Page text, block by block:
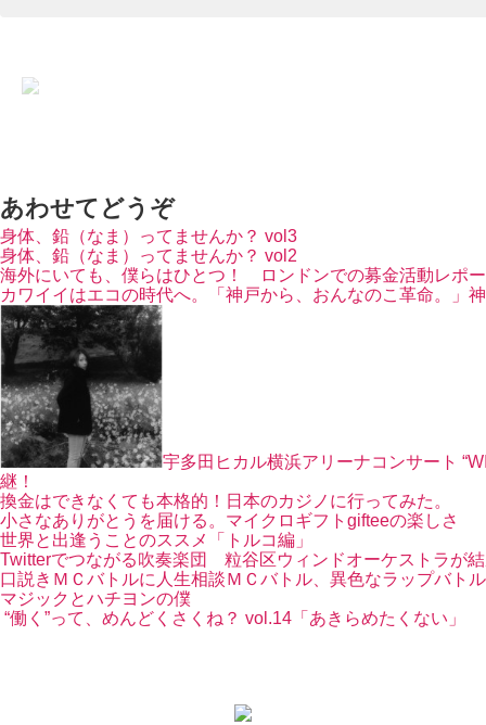
あわせてどうぞ
身体、鉛（なま）ってませんか？ vol3
身体、鉛（なま）ってませんか？ vol2
海外にいても、僕らはひとつ！ ロンドンでの募金活動レポ
カワイイはエコの時代へ。「神戸から、おんなのこ革命。」
宇多田ヒカル横浜アリーナコンサート
継！
換金はできなくても本格的！日本のカジノに行ってみた。
小さなありがとうを届ける。マイクロギフトgifteeの楽しさ
世界と出逢うことのススメ「トルコ編」
Twitterでつながる吹奏楽団 粒谷区ウィンドオーケストラが
口説きＭＣバトルに人生相談ＭＣバトル、異色なラップバト
マジックとハチヨンの僕
“働く”って、めんどくさくね？ vol.14「あきらめたくない」